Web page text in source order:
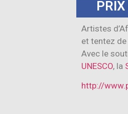
Artistes
et tentez
Avec le
UNESCO, la
http://